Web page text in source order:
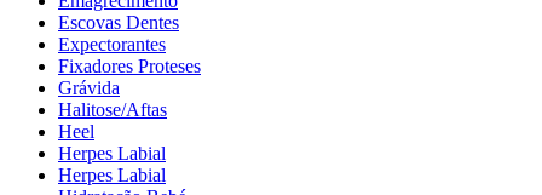
Escovas Dentes
Expectorantes
Fixadores Proteses
Grávida
Halitose/Aftas
Heel
Herpes Labial
Herpes Labial